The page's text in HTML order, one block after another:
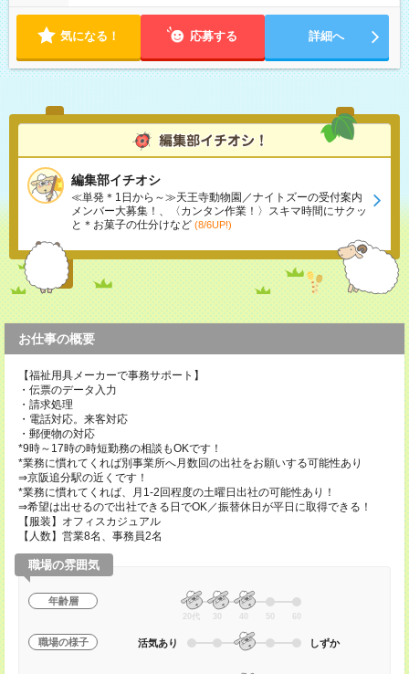
気になる！ 応募する 詳細へ
編集部イチオシ
≪単発＊1日から～≫天王寺動物園／ナイトズーの受付案内
メンバー大募集！、〈カンタン作業！〉スキマ時間にサクッ
と＊お菓子の仕分けなど (8/6UP!)
お仕事の概要
【福祉用具メーカーで事務サポート】
・伝票のデータ入力
・請求処理
・電話対応。来客対応
・郵便物の対応
*9時～17時の時短勤務の相談もOKです！
*業務に慣れてくれば別事業所へ月数回の出社をお願いする可能性あり
⇒京阪追分駅の近くです！
*業務に慣れてくれば、月1-2回程度の土曜日出社の可能性あり！
⇒希望は出せるので出社できる日でOK／振替休日が平日に取得できる！
【服装】オフィスカジュアル
【人数】営業8名、事務員2名
職場の雰囲気
年齢層
20代 30 40 50 60
職場の様子 活気あり しずか